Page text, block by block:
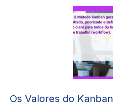
Os Valores do Kanban